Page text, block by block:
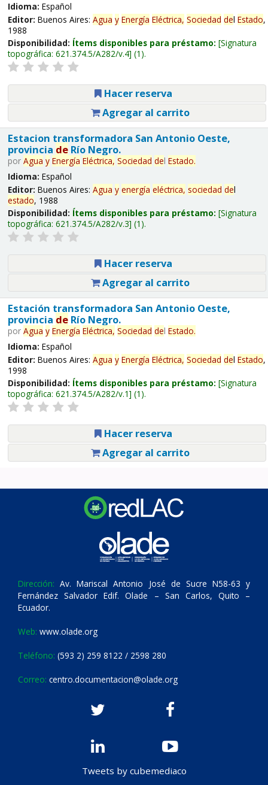
Idioma: Español
Editor: Buenos Aires: Agua y Energía Eléctrica, Sociedad del Estado,
1988
Disponibilidad: Ítems disponibles para préstamo: Signatura
topográfica: 621.374.5/A282/v.4 (1).
Hacer reserva
Agregar al carrito
Estacion transformadora San Antonio Oeste,
provincia deRío Negro.
por Agua y Energía Eléctrica, Sociedad del Estado.
Idioma: Español
Editor: Buenos Aires: Agua y energía eléctrica, sociedad del
estado, 1988
Disponibilidad: Ítems disponibles para préstamo: Signatura
topográfica: 621.374.5/A282/v.3 (1).
Hacer reserva
Agregar al carrito
Estación transformadora San Antonio Oeste,
provincia deRío Negro.
por Agua y Energía Eléctrica, Sociedad del Estado.
Idioma: Español
Editor: Buenos Aires: Agua y Energía Eléctrica, Sociedad del Estado,
1998
Disponibilidad: Ítems disponibles para préstamo: Signatura
topográfica: 621.374.5/A282/v.1 (1).
Hacer reserva
Agregar al carrito
Dirección: Av. Mariscal Antonio José de Sucre N58-63 y
Fernández Salvador Edif. Olade – San Carlos, Quito –
Ecuador.
Web: www.olade.org
Teléfono: (593 2) 259 8122 / 2598 280
Correo: centro.documentacion@olade.org
Tweets by cubemediaco